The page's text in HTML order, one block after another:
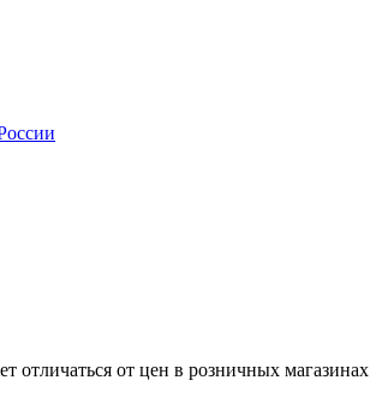
отличаться от цен в розничных магазинах